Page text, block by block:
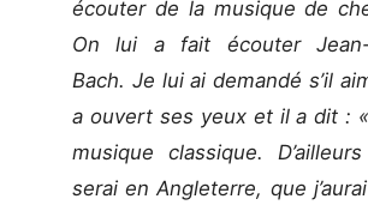
écouter de la musique de
On lui a fait écouter Jean-
Bach. Je lui ai demandé s’il
a ouvert ses yeux et il a dit : «
musique classique.
serai en Angleterre, que